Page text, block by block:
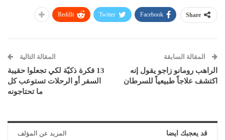
Share
Facebook
Twitter
ReddIt
المقالة السابقة
الراهب رومانو زاجو يقول إنه
اكتشف علاجاً طبيعياً للسرطان
المقالة التالية
13 فكرة ذكيّة لكي تجعلوا حقيبة
السفر أو الرحلات تستوعب كل
ما تحتاجونه
قد يعجبك ايضا المزيد عن المؤلف